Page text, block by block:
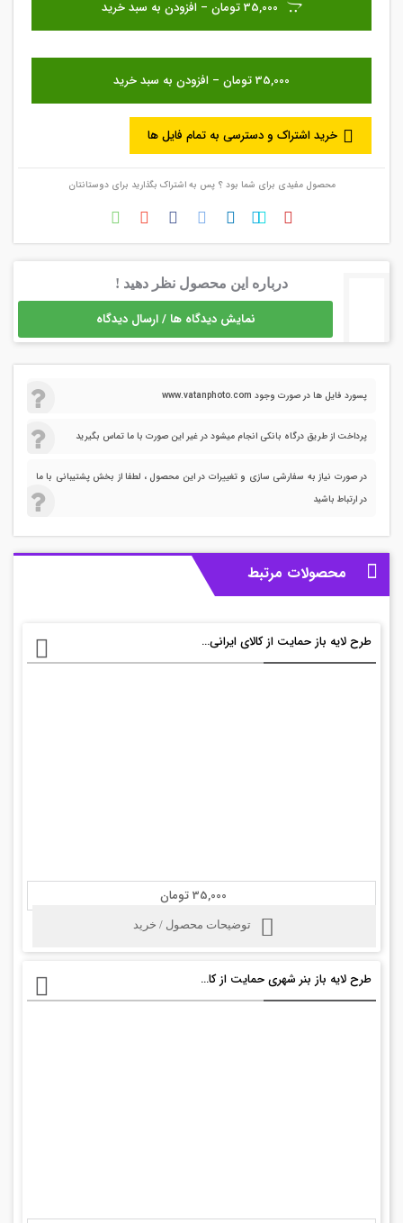
35,000 تومان – افزودن به سبد خرید
خرید اشتراک و دسترسی به تمام فایل ها
محصول مفیدی برای شما بود ؟ پس به اشتراک بگذارید برای دوستانتان
درباره این محصول نظر دهید !
نمایش دیدگاه ها / ارسال دیدگاه
پسورد فایل ها در صورت وجود www.vatanphoto.com
پرداخت از طریق درگاه بانکی انجام میشود در غیر این صورت با ما تماس بگیرید
در صورت نیاز به سفارشی سازی و تغییرات در این محصول ، لطفا از بخش پشتیبانی با ما
در ارتباط باشید
محصولات مرتبط
طرح لایه باز حمایت از کالای ایرانی شعار ۹۷
35,000 تومان
توضیحات محصول / خرید
طرح لایه باز بنر شهری حمایت از کالای ایرانی